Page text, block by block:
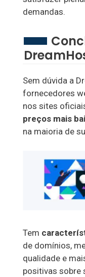
demandas.
Sem dúvida a
fornecedores
nos sites
preços mais
na maioria de
Tem
de domínios,
qualidade e
positivas sobre